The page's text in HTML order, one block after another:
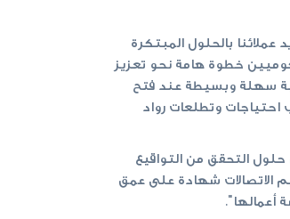
عملائنا بالحلول المبتكرة
خطوة هامة نحو تعزيز
سهلة وبسيطة عند فتح
وتطلعات رواد
التحقق من التواقيع
الاتصالات شهادة على عمق
أعمالها".